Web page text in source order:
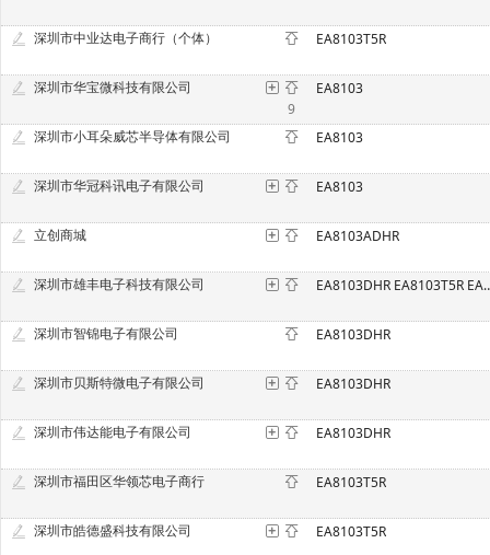
深圳市中业达电子商行（个体） EA8103T5R
深圳市华宝微科技有限公司
9
EA8103
深圳市小耳朵威芯半导体有限公司 EA8103
深圳市华冠科讯电子有限公司 EA8103
立创商城 EA8103ADHR
深圳市雄丰电子科技有限公司 EA8103DHR
深圳市智锦电子有限公司 EA8103DHR
深圳市贝斯特微电子有限公司 EA8103DHR
深圳市伟达能电子有限公司 EA8103DHR
深圳市福田区华领芯电子商行 EA8103T5R
深圳市皓德盛科技有限公司 EA8103T5R